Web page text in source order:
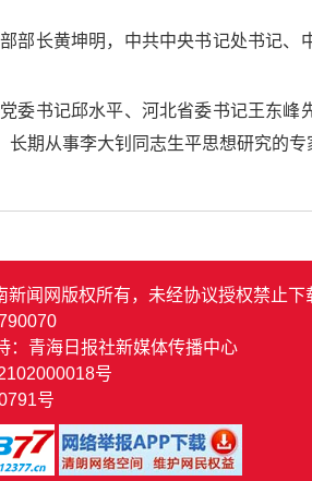
长黄坤明，中共中央书记处书记、
书记邱水平、河北省委书记王东峰
期从事李大钊同志生平思想研究的专
闻网版权所有，未经协议授权禁止下
青海日报社新媒体传播中心
号
号